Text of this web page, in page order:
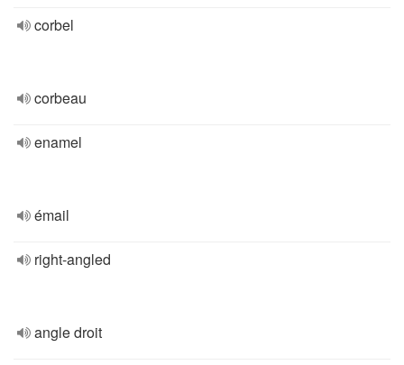
corbel
corbeau
enamel
émail
right-angled
angle droit